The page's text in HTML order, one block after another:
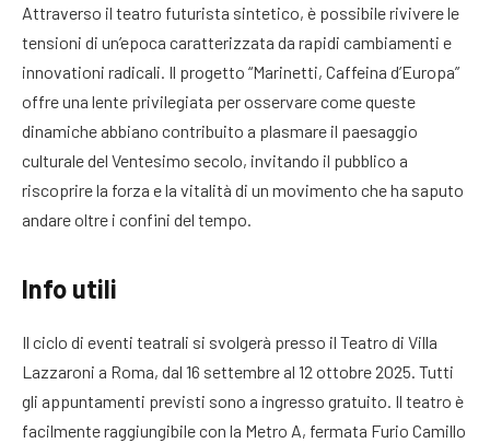
Attraverso il teatro futurista sintetico, è possibile rivivere le
tensioni di un’epoca caratterizzata da rapidi cambiamenti e
innovationi radicali. Il progetto “Marinetti, Caffeina d’Europa”
offre una lente privilegiata per osservare come queste
dinamiche abbiano contribuito a plasmare il paesaggio
culturale del Ventesimo secolo, invitando il pubblico a
riscoprire la forza e la vitalità di un movimento che ha saputo
andare oltre i confini del tempo.
Info utili
Il ciclo di eventi teatrali si svolgerà presso il Teatro di Villa
Lazzaroni a Roma, dal 16 settembre al 12 ottobre 2025. Tutti
gli appuntamenti previsti sono a ingresso gratuito. Il teatro è
facilmente raggiungibile con la Metro A, fermata Furio Camillo